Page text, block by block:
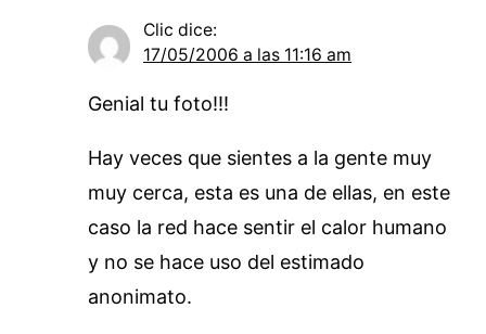
Clic dice:
17/05/2006 a las 11:16 am
Genial tu foto!!!
Hay veces que sientes a la gente muy
muy cerca, esta es una de ellas, en este
caso la red hace sentir el calor humano
y no se hace uso del estimado
anonimato.